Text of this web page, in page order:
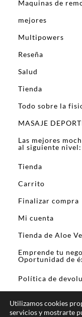
Maquinas de
mejores
Multipowers
Reseña
Salud
Tienda
Todo sobre la
MASAJE
Las mejores
al siguiente
Tienda
Carrito
Finalizar compra
Mi cuenta
Tienda de Aloe
Emprende tu
Oportunidad de
Política de
Utilizamos cookies
servicios y mostrarte